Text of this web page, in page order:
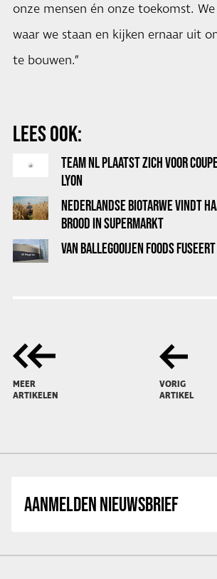
onze mensen én onze toekomst.
waar we staan en kijken ernaar uit
te bouwen.”
LEES OOK:
TEAM NL PLAATST ZICH VOOR
LYON
NEDERLANDSE BIOTARWE VINDT
BROOD IN SUPERMARKT
VAN BALLEGOOIJEN FOODS
MEER
ARTIKELEN
VORIG
ARTIKEL
AANMELDEN NIEUWSBRIEF